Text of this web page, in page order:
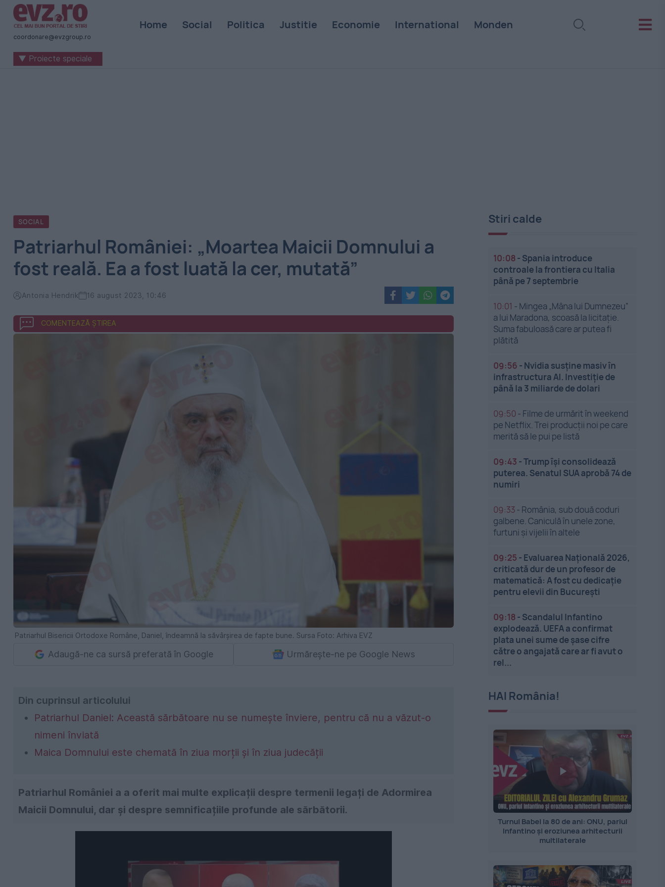
Știri
naționale
internaționale
coordonare@evzgroup.ro
Home Social Politica Justitie Economie International Monden
▼ Proiecte speciale
SOCIAL
Patriarhul României: „Moartea Maicii Domnului a
fost reală. Ea a fost luată la cer, mutată”
Antonia Hendrik 16 august 2023, 10:46
COMENTEAZĂ ȘTIREA
Patriarhul Bisericii Ortodoxe Române, Daniel, îndeamnă la săvârşirea de fapte bune. Sursa Foto: Arhiva EVZ
Adaugă-ne ca sursă preferată în Google Urmărește-ne pe Google News
Din cuprinsul articolului
Patriarhul Daniel: Această sărbătoare nu se numește înviere, pentru că nu a văzut-o
nimeni înviată
Maica Domnului este chemată în ziua morții și în ziua judecății
Patriarhul României a a oferit mai multe explicații despre termenii legați de Adormirea
Maicii Domnului, dar și despre semnificațiile profunde ale sărbătorii.
Stiri calde
10:08 - Spania introduce
controale la frontiera cu Italia
până pe 7 septembrie
10:01 - Mingea „Mâna lui Dumnezeu”
a lui Maradona, scoasă la licitație.
Suma fabuloasă care ar putea fi
plătită
09:56 - Nvidia susține masiv în
infrastructura AI. Investiție de
până la 3 miliarde de dolari
09:50 - Filme de urmărit în weekend
pe Netflix. Trei producții noi pe care
merită să le pui pe listă
09:43 -Trump își consolidează
puterea. Senatul SUA aprobă 74 de
numiri
09:33 - România, sub două coduri
galbene. Caniculă în unele zone,
furtuni și vijelii în altele
09:25 - Evaluarea Națională 2026,
criticată dur de un profesor de
matematică: A fost cu dedicație
pentru elevii din București
09:18 - Scandalul Infantino
explodează. UEFA a confirmat
plata unei sume de șase cifre
către o angajată care ar fi avut o
rel...
HAI România!
Turnul Babel la 80 de ani: ONU, pariul
Infantino și eroziunea arhitecturii
multilaterale